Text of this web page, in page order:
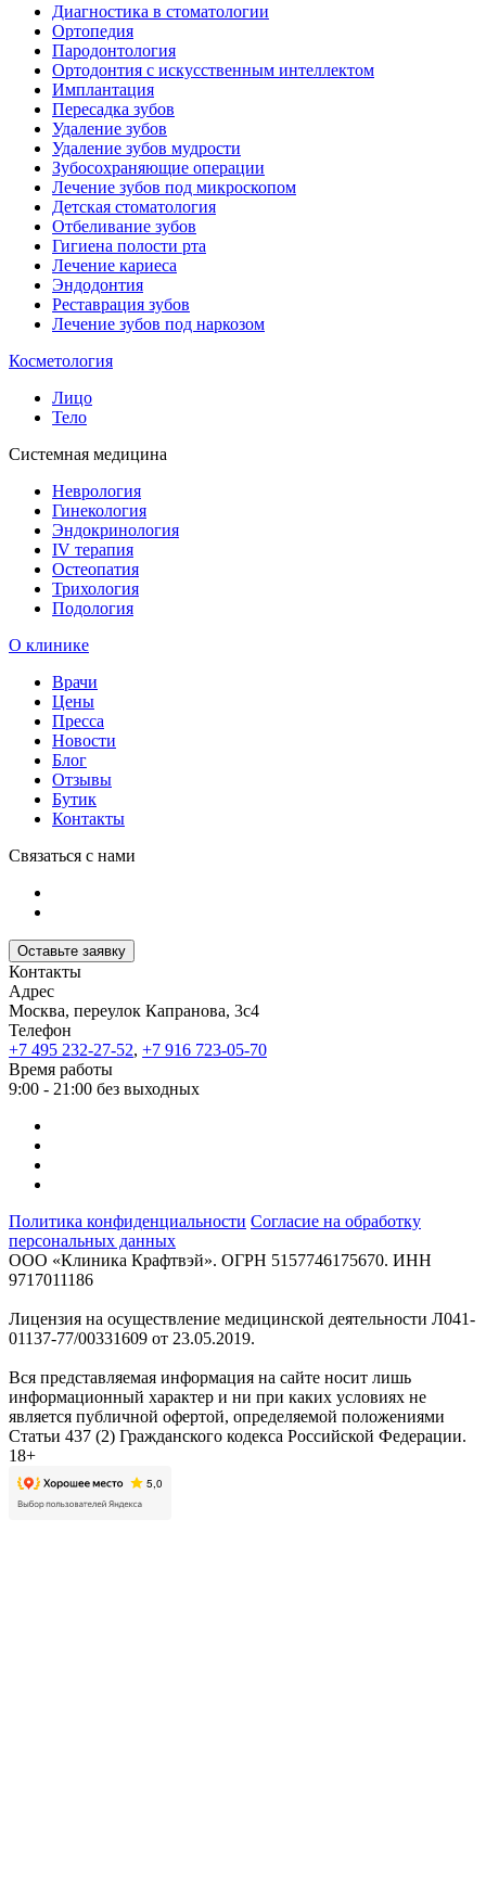
Диагностика в стоматологии
Ортопедия
Пародонтология
Ортодонтия с искусственным интеллектом
Имплантация
Пересадка зубов
Удаление зубов
Удаление зубов мудрости
Зубосохраняющие операции
Лечение зубов под микроскопом
Детская стоматология
Отбеливание зубов
Гигиена полости рта
Лечение кариеса
Эндодонтия
Реставрация зубов
Лечение зубов под наркозом
Косметология
Лицо
Тело
Системная медицина
Неврология
Гинекология
Эндокринология
IV терапия
Остеопатия
Трихология
Подология
О клинике
Врачи
Цены
Пресса
Новости
Блог
Отзывы
Бутик
Контакты
Связаться с нами
Оставьте заявку
Контакты
Адрес
Москва, переулок Капранова, 3с4
Телефон
+7 495 232-27-52, +7 916 723-05-70
Время работы
9:00 - 21:00 без выходных
Политика конфиденциальности Согласие на обработку
персональных данных
ООО «Клиника Крафтвэй». ОГРН 5157746175670. ИНН
9717011186
Лицензия на осуществление медицинской деятельности Л041-
01137-77/00331609 от 23.05.2019.
Вся представляемая информация на сайте носит лишь
информационный характер и ни при каких условиях не
является публичной офертой, определяемой положениями
Статьи 437 (2) Гражданского кодекса Российской Федерации.
18+